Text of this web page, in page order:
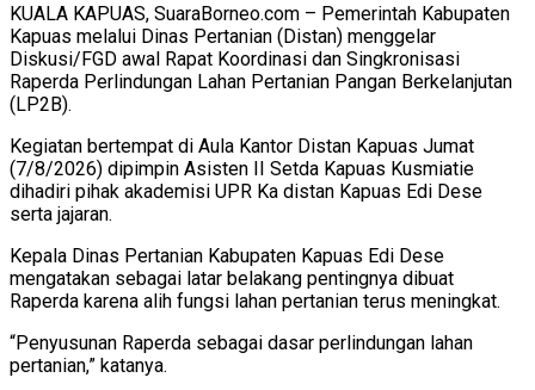
KUALA KAPUAS, SuaraBorneo.com – Pemerintah Kabupaten
Kapuas melalui Dinas Pertanian (Distan) menggelar
Diskusi/FGD awal Rapat Koordinasi dan Singkronisasi
Raperda Perlindungan Lahan Pertanian Pangan Berkelanjutan
(LP2B).
Kegiatan bertempat di Aula Kantor Distan Kapuas Jumat
(7/8/2026) dipimpin Asisten II Setda Kapuas Kusmiatie
dihadiri pihak akademisi UPR Ka distan Kapuas Edi Dese
serta jajaran.
Kepala Dinas Pertanian Kabupaten Kapuas Edi Dese
mengatakan sebagai latar belakang pentingnya dibuat
Raperda karena alih fungsi lahan pertanian terus meningkat.
“Penyusunan Raperda sebagai dasar perlindungan lahan
pertanian,” katanya.